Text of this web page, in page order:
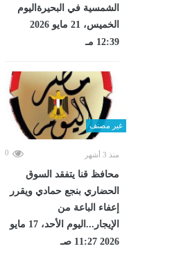
الشمسية في البحيرةاليوم
الخميس، 21 مايو 2026
12:39 مـ
غير مصنف
منذ 3 أشهر 0
محافظ قنا يتفقد السوق
الحضاري بنجع حمادي ويقرر
إعفاء الباعة من
الإيجار...اليوم الأحد، 17 مايو
2026 11:27 صـ